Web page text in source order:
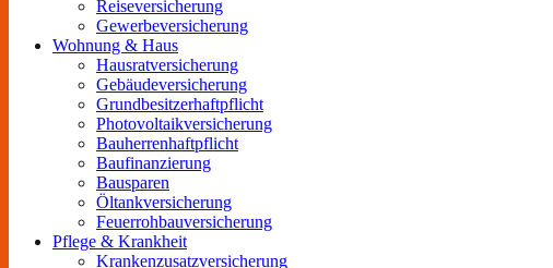
Reiseversicherung
Gewerbeversicherung
Wohnung & Haus
Hausratversicherung
Gebäudeversicherung
Grundbesitzerhaftpflicht
Photovoltaikversicherung
Bauherrenhaftpflicht
Baufinanzierung
Bausparen
Öltankversicherung
Feuerrohbauversicherung
Pflege & Krankheit
Krankenzusatzversicherung